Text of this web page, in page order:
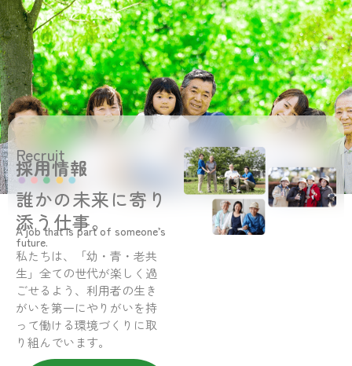
Recruit
採用情報
誰かの未来に寄り
添う仕事。
A job that is part of someone’s
future.
私たちは、「幼・青・老共
生」全ての世代が楽しく過
ごせるよう、利用者の生き
がいを第一にやりがいを持
って働ける環境づくりに取
り組んでいます。